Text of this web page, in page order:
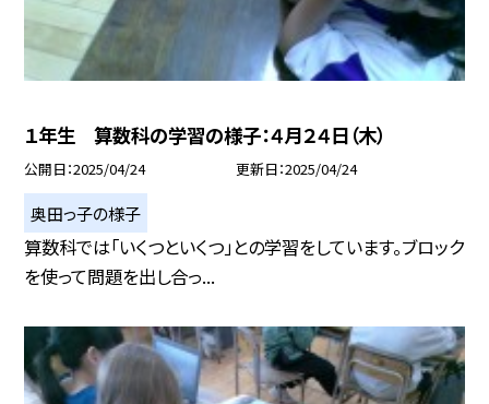
１年生 算数科の学習の様子：４月２４日（木）
公開日 2025/04/24 更新日 2025/04/24
奥田っ子の様子
算数科では「いくつといくつ」との学習をしています。ブロック
を使って問題を出し合っ...